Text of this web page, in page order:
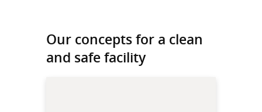
Our concepts for a clean
and safe facility